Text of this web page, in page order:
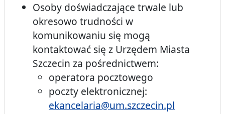
Osoby doświadczające trwale lub
okresowo trudności w
komunikowaniu się mogą
kontaktować się z Urzędem Miasta
Szczecin za pośrednictwem:
operatora pocztowego
poczty elektronicznej:
ekancelaria@um.szczecin.pl